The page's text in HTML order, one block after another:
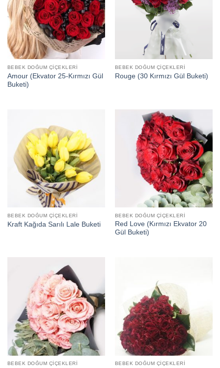
BEBEK DOĞUM ÇIÇEKLERI
Amour (Ekvator 25-Kırmızı Gül
Buketi)
BEBEK DOĞUM ÇIÇEKLERI
Rouge (30 Kırmızı Gül Buketi)
BEBEK DOĞUM ÇIÇEKLERI
Kraft Kağıda Sarılı Lale Buketi
BEBEK DOĞUM ÇIÇEKLERI
Red Love (Kırmızı Ekvator 20
Gül Buketi)
BEBEK DOĞUM ÇIÇEKLERI BEBEK DOĞUM ÇIÇEKLERI